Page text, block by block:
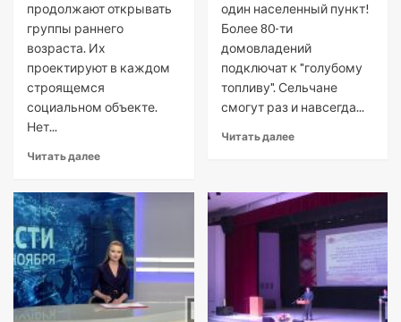
продолжают открывать
группы раннего
возраста. Их
проектируют в каждом
строящемся
социальном объекте.
Нет...
Читать далее
один населенный пункт!
Более 80-ти
домовладений
подключат к "голубому
топливу". Сельчане
смогут раз и навсегда...
Читать далее